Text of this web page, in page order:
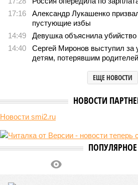
17:16
Александр Лукашенко
пустующие избы
14:49
Девушка объяснила
14:40
Сергей Миронов выступил за
детям, потерявшим родителей
ЕЩЕ НОВОСТИ
НОВОСТИ
Новости smi2.ru
ПОПУЛЯРНОЕ